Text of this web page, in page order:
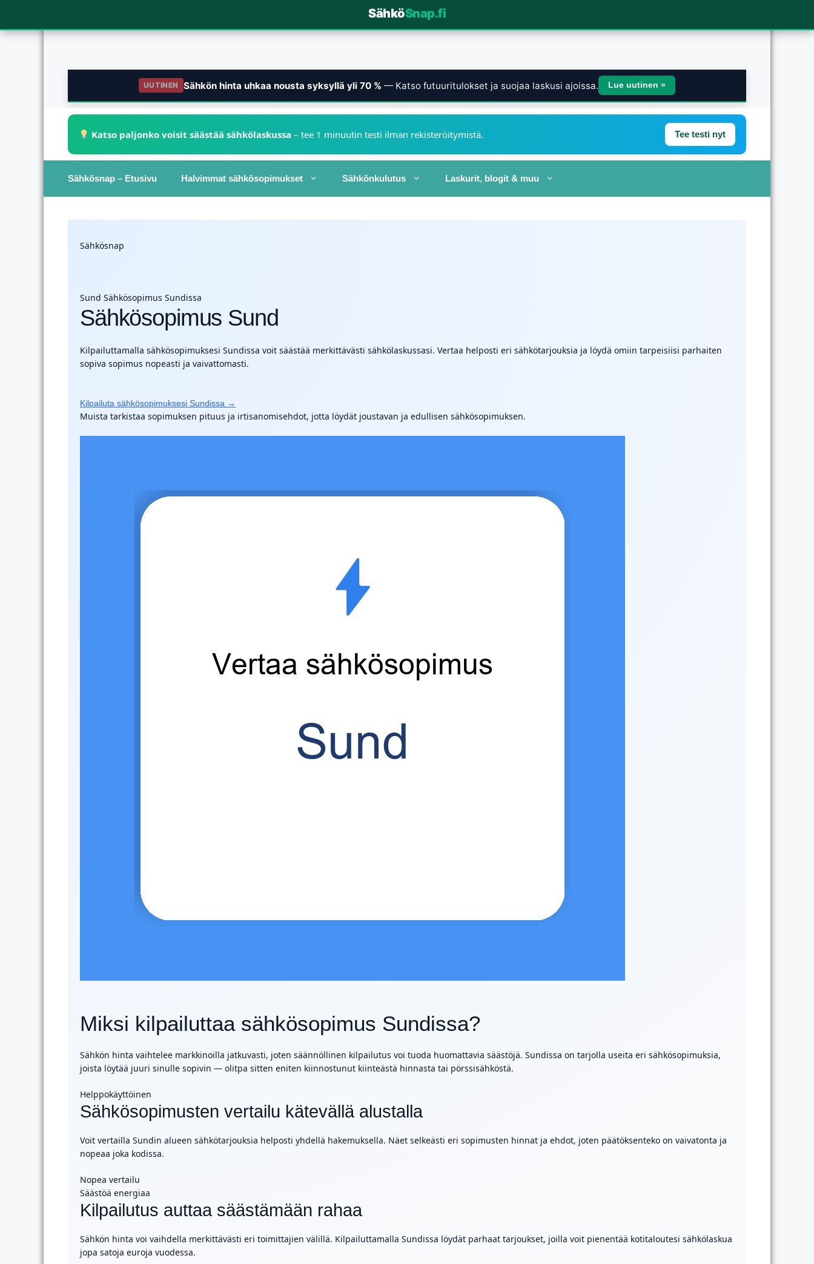
SähköSnap.fi
UUTINEN Sähkön hinta uhkaa nousta syksyllä yli 70 % — Katso futuuritulokset ja suojaa laskusi ajoissa. Lue uutinen »
Katso paljonko voisit säästää sähkölaskussa – tee 1 minuutin testi ilman rekisteröitymistä. Tee testi nyt
Sähkösnap – Etusivu Halvimmat sähkösopimukset Sähkönkulutus Laskurit, blogit & muu
Sähkösnap
Sund Sähkösopimus Sundissa
Sähkösopimus Sund
Kilpailuttamalla sähkösopimuksesi Sundissa voit säästää merkittävästi sähkölaskussasi. Vertaa helposti eri sähkötarjouksia ja löydä omiin tarpeisiisi parhaiten
sopiva sopimus nopeasti ja vaivattomasti.
Kilpailuta sähkösopimuksesi Sundissa →
Muista tarkistaa sopimuksen pituus ja irtisanomisehdot, jotta löydät joustavan ja edullisen sähkösopimuksen.
Miksi kilpailuttaa sähkösopimus Sundissa?
Sähkön hinta vaihtelee markkinoilla jatkuvasti, joten säännöllinen kilpailutus voi tuoda huomattavia säästöjä. Sundissa on tarjolla useita eri sähkösopimuksia,
joista löytää juuri sinulle sopivin — olitpa sitten eniten kiinnostunut kiinteästä hinnasta tai pörssisähköstä.
Helppokäyttöinen
Sähkösopimusten vertailu kätevällä alustalla
Voit vertailla Sundin alueen sähkötarjouksia helposti yhdellä hakemuksella. Näet selkeästi eri sopimusten hinnat ja ehdot, joten päätöksenteko on vaivatonta ja
nopeaa joka kodissa.
Nopea vertailu
Säästöä energiaa
Kilpailutus auttaa säästämään rahaa
Sähkön hinta voi vaihdella merkittävästi eri toimittajien välillä. Kilpailuttamalla Sundissa löydät parhaat tarjoukset, joilla voit pienentää kotitaloutesi sähkölaskua
jopa satoja euroja vuodessa.